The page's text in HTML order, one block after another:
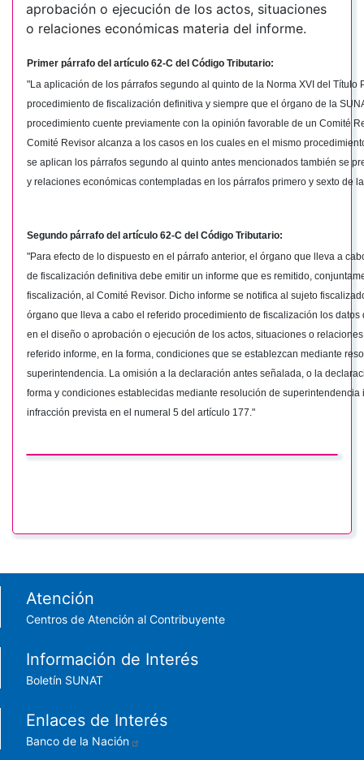
aprobación o ejecución de los actos, situaciones
o relaciones económicas materia del informe.
Primer párrafo del artículo 62-C del Código Tributario:
"La aplicación de los párrafos segundo al quinto de la Norma XVI del Título
procedimiento de fiscalización definitiva y siempre que el órgano de la
procedimiento cuente previamente con la opinión favorable de un Comité
Comité Revisor alcanza a los casos en los cuales en el mismo
se aplican los párrafos segundo al quinto antes mencionados también se
y relaciones económicas contempladas en los párrafos primero y sexto de
Segundo párrafo del artículo 62-C del Código Tributario:
"Para efecto de lo dispuesto en el párrafo anterior, el órgano que lleva a
de fiscalización definitiva debe emitir un informe que es remitido,
fiscalización, al Comité Revisor. Dicho informe se notifica al sujeto
órgano que lleva a cabo el referido procedimiento de fiscalización los
en el diseño o aprobación o ejecución de los actos, situaciones o
referido informe, en la forma, condiciones que se establezcan mediante
superintendencia. La omisión a la declaración antes señalada, o la
forma y condiciones establecidas mediante resolución de
infracción prevista en el numeral 5 del artículo 177."
Footer menu
Atención
Centros de Atención al Contribuyente
Información de Interés
Boletín SUNAT
Enlaces de Interés
Banco de la Nación